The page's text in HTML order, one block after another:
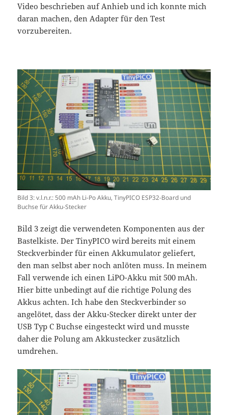
Video beschrieben auf Anhieb und ich konnte mich
daran machen, den Adapter für den Test
vorzubereiten.
Bild 3: v.l.n.r.: 500 mAh Li-Po Akku, TinyPICO ESP32-Board und
Buchse für Akku-Stecker
Bild 3 zeigt die verwendeten Komponenten aus der
Bastelkiste. Der TinyPICO wird bereits mit einem
Steckverbinder für einen Akkumulator geliefert,
den man selbst aber noch anlöten muss. In meinem
Fall verwende ich einen LiPO-Akku mit 500 mAh.
Hier bitte unbedingt auf die richtige Polung des
Akkus achten. Ich habe den Steckverbinder so
angelötet, dass der Akku-Stecker direkt unter der
USB Typ C Buchse eingesteckt wird und musste
daher die Polung am Akkustecker zusätzlich
umdrehen.